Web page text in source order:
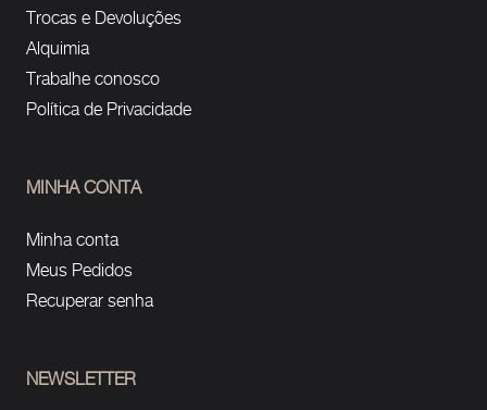
Trocas e Devoluções
Alquimia
Trabalhe conosco
Política de Privacidade
MINHA CONTA
Minha conta
Meus Pedidos
Recuperar senha
NEWSLETTER